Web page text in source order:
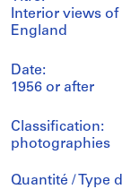
Interior views
England
Date:
1956 or after
Classification:
photographies
Quantité / Type